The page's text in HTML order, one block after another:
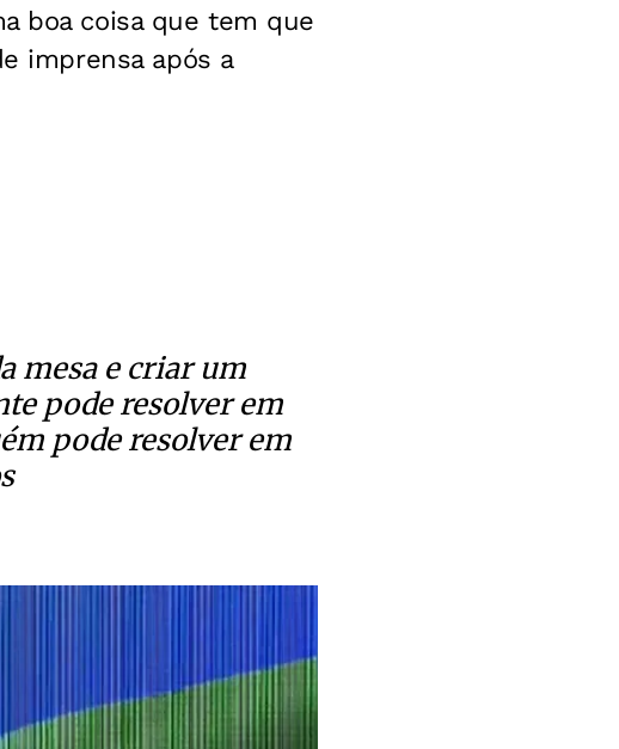
boa coisa que tem que
imprensa após a
mesa e criar um
pode resolver em
pode resolver em